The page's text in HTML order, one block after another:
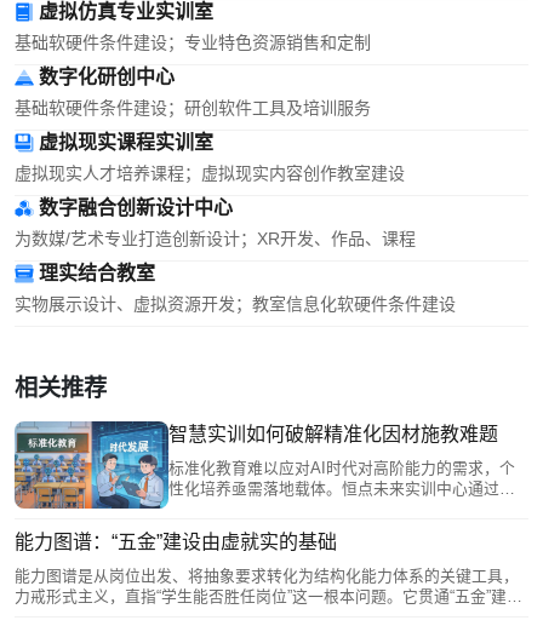
虚拟仿真专业实训室
基础软硬件条件建设；专业特色资源销售和定制
数字化研创中心
基础软硬件条件建设；研创软件工具及培训服务
虚拟现实课程实训室
虚拟现实人才培养课程；虚拟现实内容创作教室建设
数字融合创新设计中心
为数媒/艺术专业打造创新设计；XR开发、作品、课程
理实结合教室
实物展示设计、虚拟资源开发；教室信息化软硬件条件建设
相关推荐
智慧实训如何破解精准化因材施教难题
标准化教育难以应对AI时代对高阶能力的需求，个
性化培养亟需落地载体。恒点未来实训中心通过虚
孪生教师分担标准化教学，释放真人教师精力以专
注精准指导；智能评价体系基于能力图谱生成个性
化学习路径。三者协同，将因材施教从理念转化为
日常教学实践，推动人才培养从批量生产走向精准
能力图谱：“五金”建设由虚就实的基础
能力图谱是从岗位出发、将抽象要求转化为结构化能力体系的关键工具，
力戒形式主义，直指“学生能否胜任岗位”这一根本问题。它贯通“五金”建设